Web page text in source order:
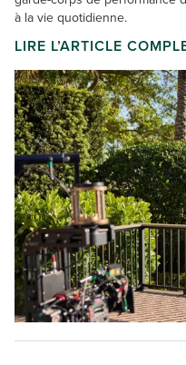
à la vie quotidienne.
LIRE L’ARTICLE